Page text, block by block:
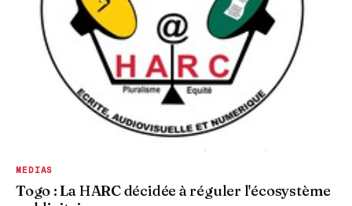
MEDIAS
Togo : La HARC décidée à réguler l'écosystème